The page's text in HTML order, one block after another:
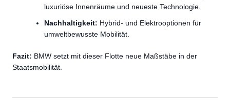
luxuriöse Innenräume und neueste Technologie.
Nachhaltigkeit: Hybrid- und Elektrooptionen für
umweltbewusste Mobilität.
Fazit: BMW setzt mit dieser Flotte neue Maßstäbe in der
Staatsmobilität.